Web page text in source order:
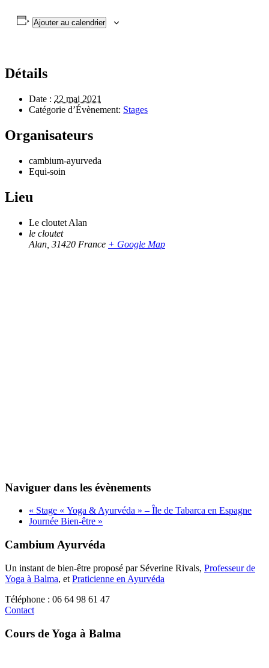
Ajouter au calendrier
Détails
Date : 22 mai 2021
Catégorie d’Évènement: Stages
Organisateurs
cambium-ayurveda
Equi-soin
Lieu
Le cloutet Alan
le cloutet
Alan 31420 France + Google Map
Naviguer dans les évènements
« Stage « Yoga & Ayurvéda » – Île de Tabarca en Espagne
Journée Bien-être »
Cambium Ayurvéda
Un instant de bien-être proposé par Séverine Rivals, Professeur de
Yoga à Balma, et Praticienne en Ayurvéda
Téléphone : 06 64 98 61 47
Contact
Cours de Yoga à Balma